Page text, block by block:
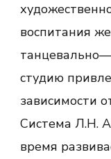
воспитания
студию
зависимости
Система Л.Н.
время